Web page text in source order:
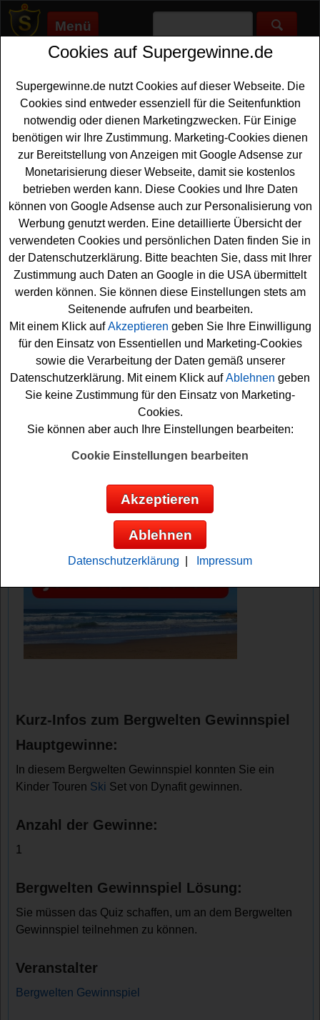
Menü
Supergewinne.de>Gewinnspiele>Sonstige Gewinnspiele
Anzeige:
Anzeige:
Bergwelten Gewinnspiel - Kinder
Ski Set gewinnen
Wer gern tolleSki gewinnenmöchte, sollte sich dieses
kostenlose Bergwelten Gewinnspiel unbedingt genauer
anschauen. Bergwelten verlost ein Dynafit Touren-Ski
Set für Kinder im Wert von 349 Euro. Mit etwas Glück
können Sie diese tollen Ski gewinnen. Falls Sie gratis
mitmachen möchten, müssen Sie nur kurz das kleine
Quiz erfolgreich absolvieren und können sich damit Ihre
Gewinnchance sichern. Vielleicht haben Sie ja Glück?
Auf jeden Fall viel Erfolg!
Bergwelten verlost ein Kinder Touren Ski
Kurz-Infos zum Bergwelten Gewinnspiel
Hauptgewinne:
In diesem Bergwelten Gewinnspiel konnten Sie ein
Kinder Touren Ski Set von Dynafit gewinnen.
Anzahl der Gewinne:
1
Bergwelten Gewinnspiel Lösung:
Sie müssen das Quiz schaffen, um an dem Bergwelten
Gewinnspiel teilnehmen zu können.
Veranstalter
Bergwelten Gewinnspiel
Cookies auf Supergewinne.de
Supergewinne.de nutzt Cookies auf dieser Webseite. Die
Cookies sind entweder essenziell für die Seitenfunktion
notwendig oder dienen Marketingzwecken. Für Einige
benötigen wir Ihre Zustimmung. Marketing-Cookies dienen
zur Bereitstellung von Anzeigen mit Google Adsense zur
Monetarisierung dieser Webseite, damit sie kostenlos
betrieben werden kann. Diese Cookies und Ihre Daten
können von Google Adsense auch zur Personalisierung von
Werbung genutzt werden. Eine detaillierte Übersicht der
verwendeten Cookies und persönlichen Daten finden Sie in
der Datenschutzerklärung. Bitte beachten Sie, dass mit Ihrer
Zustimmung auch Daten an Google in die USA übermittelt
werden können. Sie können diese Einstellungen stets am
Seitenende aufrufen und bearbeiten.
Mit einem Klick aufAkzeptieren geben Sie Ihre Einwilligung
für den Einsatz von Essentiellen und Marketing-Cookies
sowie die Verarbeitung der Daten gemäß unserer
Datenschutzerklärung. Mit einem Klick aufAblehnen geben
Sie keine Zustimmung für den Einsatz von Marketing-
Cookies.
Sie können aber auch Ihre Einstellungen bearbeiten:
Cookie Einstellungen bearbeiten
Akzeptieren
Ablehnen
Datenschutzerklärung Impressum